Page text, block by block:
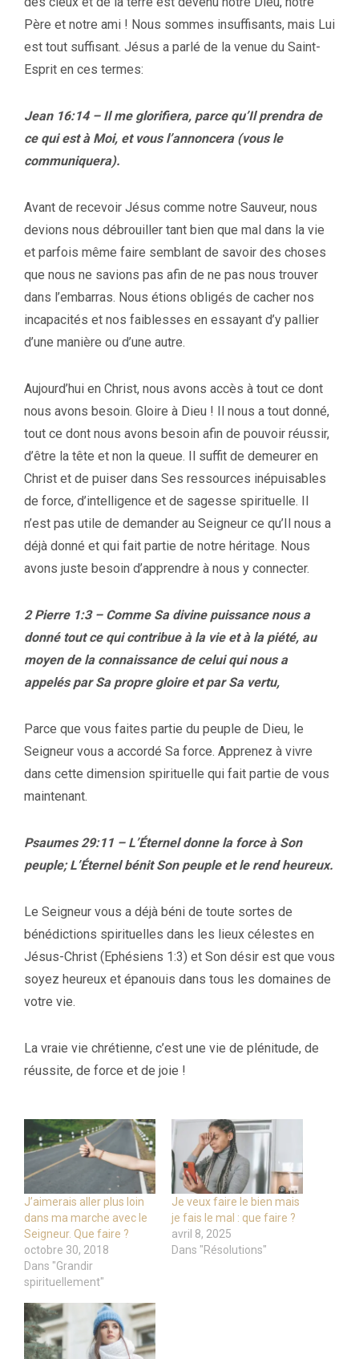
Père et notre ami ! Nous sommes insuffisants, mais Lui
est tout suffisant. Jésus a parlé de la venue du Saint-
Esprit en ces termes:
Jean 16:14 – Il me glorifiera, parce qu’Il prendra de
ce qui est à Moi, et vous l’annoncera (vous le
communiquera).
Avant de recevoir Jésus comme notre Sauveur, nous
devions nous débrouiller tant bien que mal dans la vie
et parfois même faire semblant de savoir des choses
que nous ne savions pas afin de ne pas nous trouver
dans l’embarras. Nous étions obligés de cacher nos
incapacités et nos faiblesses en essayant d’y pallier
d’une manière ou d’une autre.
Aujourd’hui en Christ, nous avons accès à tout ce dont
nous avons besoin. Gloire à Dieu ! Il nous a tout donné,
tout ce dont nous avons besoin afin de pouvoir réussir,
d’être la tête et non la queue. Il suffit de demeurer en
Christ et de puiser dans Ses ressources inépuisables
de force, d’intelligence et de sagesse spirituelle. Il
n’est pas utile de demander au Seigneur ce qu’Il nous a
déjà donné et qui fait partie de notre héritage. Nous
avons juste besoin d’apprendre à nous y connecter.
2 Pierre 1:3 – Comme Sa divine puissance nous a
donné tout ce qui contribue à la vie et à la piété, au
moyen de la connaissance de celui qui nous a
appelés par Sa propre gloire et par Sa vertu,
Parce que vous faites partie du peuple de Dieu, le
Seigneur vous a accordé Sa force. Apprenez à vivre
dans cette dimension spirituelle qui fait partie de vous
maintenant.
Psaumes 29:11 – L’Éternel donne la force à Son
peuple; L’Éternel bénit Son peuple et le rend heureux.
Le Seigneur vous a déjà béni de toute sortes de
bénédictions spirituelles dans les lieux célestes en
Jésus-Christ (Ephésiens 1:3) et Son désir est que vous
soyez heureux et épanouis dans tous les domaines de
votre vie.
La vraie vie chrétienne, c’est une vie de plénitude, de
réussite, de force et de joie !
J’aimerais aller plus loin
dans ma marche avec le
Seigneur. Que faire ?
octobre 30, 2018
Dans "Grandir
spirituellement"
Je veux faire le bien mais
je fais le mal : que faire ?
avril 8, 2025
Dans "Résolutions"